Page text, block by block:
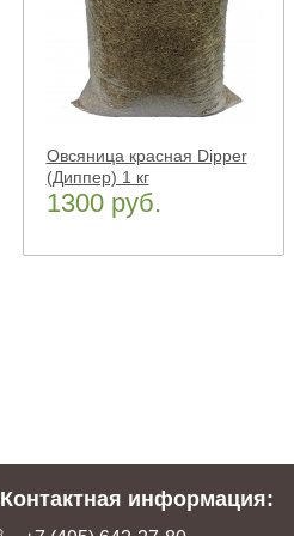
Овсяница красная Dipper
(Диппер) 1 кг
1300 руб.
Контактная информация: